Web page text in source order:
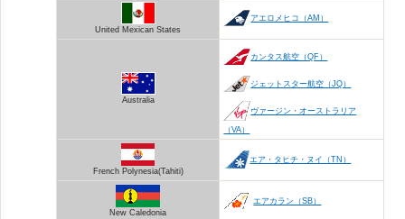
United Mexican States
アエロメヒコ（AM）
Australia
カンタス航空（QF）
ジェットスター航空（JQ）
ヴァージン・オーストラリア
（VA）
French Polynesia(Tahiti)
エア・タヒチ・ヌイ（TN）
New Caledonia
エアカラン（SB）